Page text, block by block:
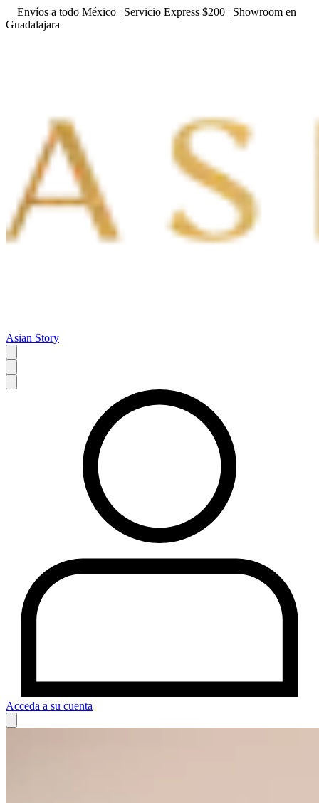
Envíos a todo México | Servicio Express $200 | Showroom en
Guadalajara
Asian Story
Acceda a su cuenta